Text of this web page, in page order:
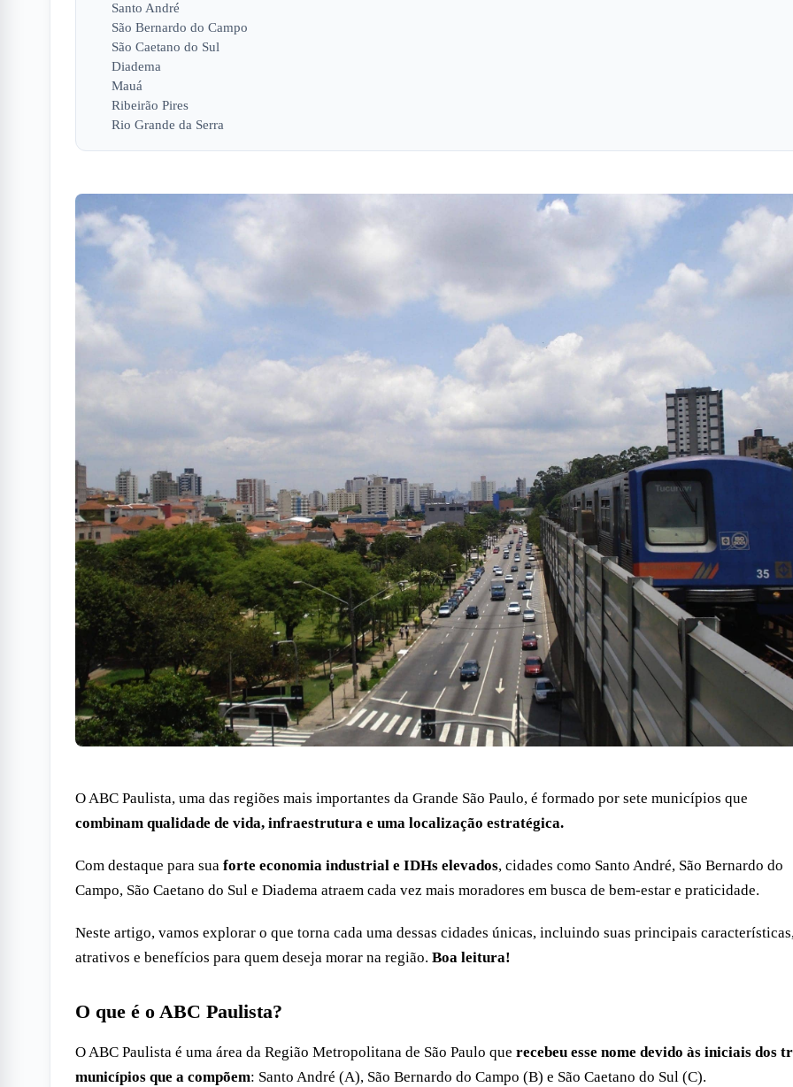
Santo André
São Bernardo do Campo
São Caetano do Sul
Diadema
Mauá
Ribeirão Pires
Rio Grande da Serra
O ABC Paulista, uma das regiões mais importantes da Grande São Paulo, é formado por sete municípios que
combinam qualidade de vida, infraestrutura e uma localização estratégica.
Com destaque para sua forte economia industrial e IDHs elevados, cidades como Santo André, São Bernardo do
Campo, São Caetano do Sul e Diadema atraem cada vez mais moradores em busca de bem-estar e praticidade.
Neste artigo, vamos explorar o que torna cada uma dessas cidades únicas, incluindo suas principais
atrativos e benefícios para quem deseja morar na região. Boa leitura!
O que é o ABC Paulista?
O ABC Paulista é uma área da Região Metropolitana de São Paulo que recebeu esse nome devido às iniciais dos
municípios que a compõem: Santo André (A), São Bernardo do Campo (B) e São Caetano do Sul (C).